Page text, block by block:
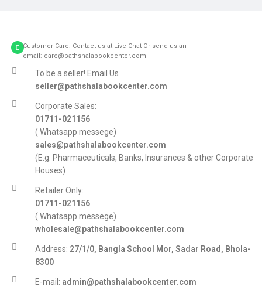
Customer Care: Contact us at Live Chat Or send us an
email: care@pathshalabookcenter.com
To be a seller! Email Us
seller@pathshalabookcenter.com
Corporate Sales:
01711-021156
( Whatsapp messege)
sales@pathshalabookcenter.com
(E.g. Pharmaceuticals, Banks, Insurances & other Corporate
Houses)
Retailer Only:
01711-021156
( Whatsapp messege)
wholesale@pathshalabookcenter.com
Address: 27/1/0, Bangla School Mor, Sadar Road, Bhola-
8300
E-mail: admin@pathshalabookcenter.com